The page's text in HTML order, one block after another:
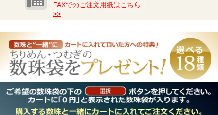
FAXでのご注文用紙はこちら
>>